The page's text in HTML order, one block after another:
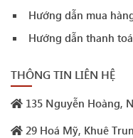
Hướng dẫn mua
Hướng dẫn thanh
THÔNG TIN LIÊN HỆ
135 Nguyễn Hoàng,
29 Hoá Mỹ, Khuê